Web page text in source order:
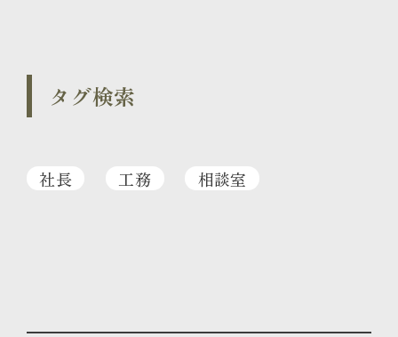
タグ検索
社長 工務 相談室